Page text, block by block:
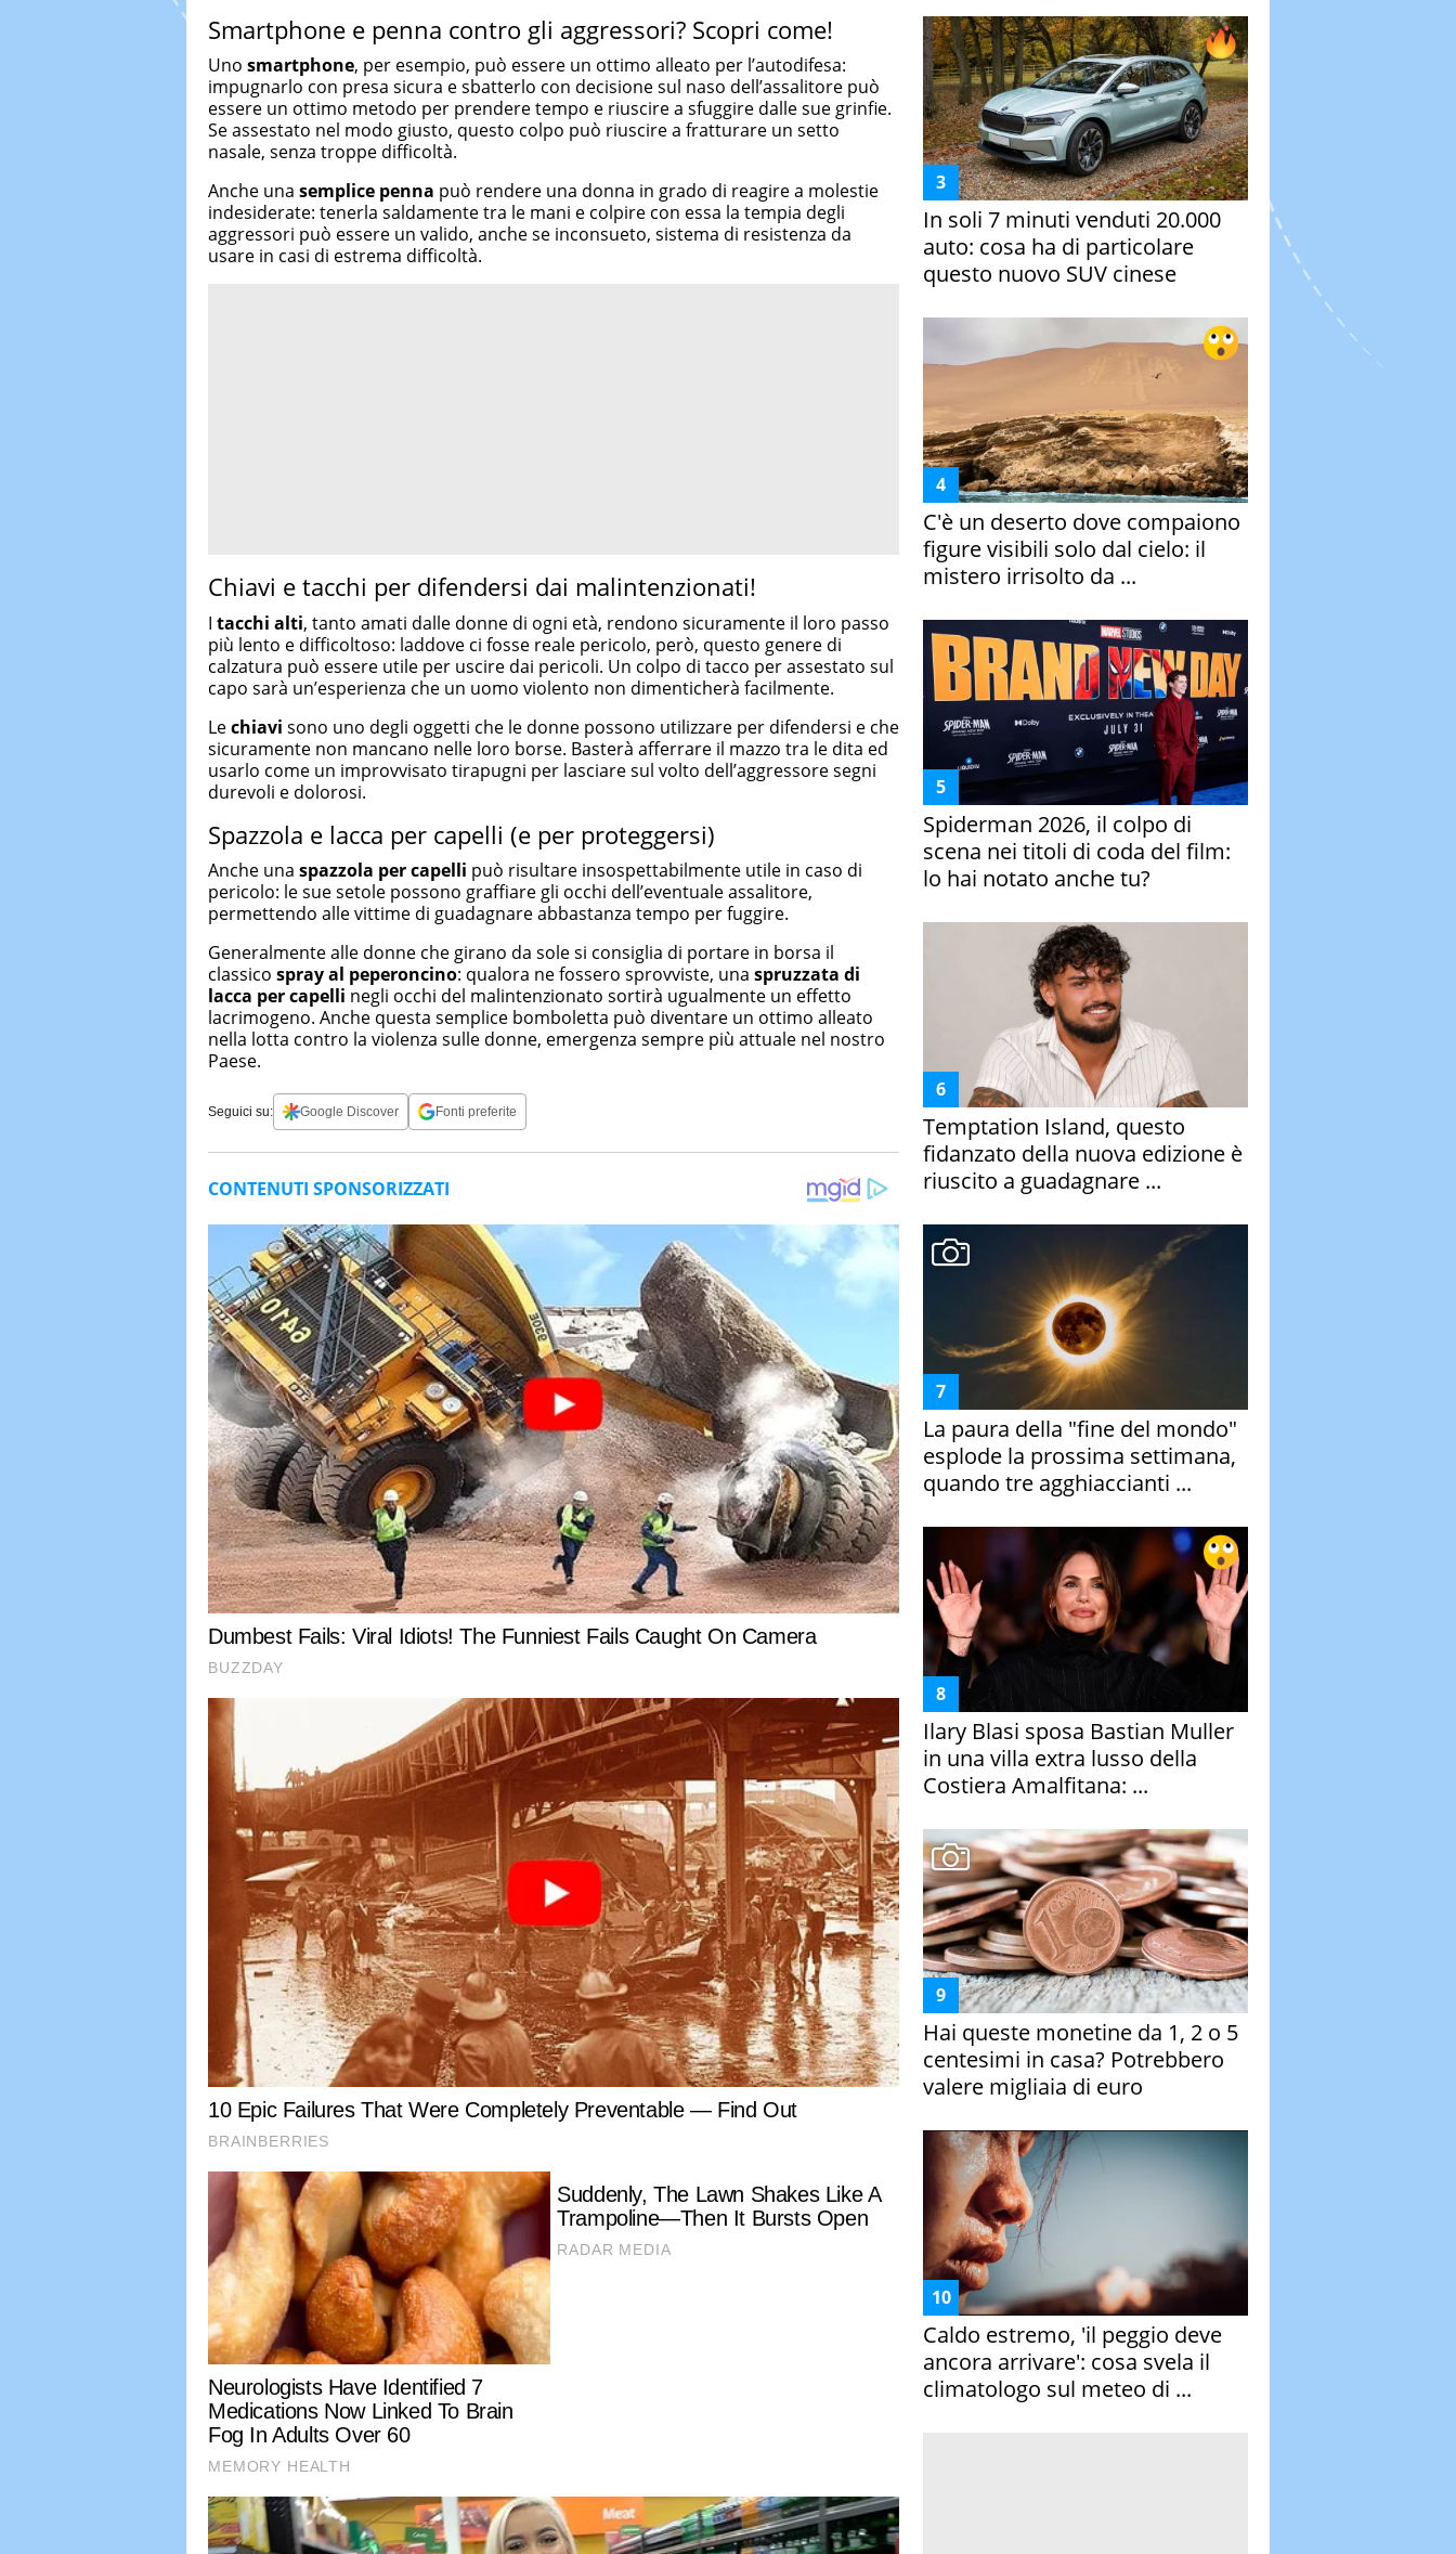
Smartphone e penna contro gli aggressori? Scopri come!
Uno smartphone, per esempio, può essere un ottimo alleato per l’autodifesa:
impugnarlo con presa sicura e sbatterlo con decisione sul naso dell’assalitore può
essere un ottimo metodo per prendere tempo e riuscire a sfuggire dalle sue grinfie.
Se assestato nel modo giusto, questo colpo può riuscire a fratturare un setto
nasale, senza troppe difficoltà.
Anche una semplice penna può rendere una donna in grado di reagire a molestie
indesiderate: tenerla saldamente tra le mani e colpire con essa la tempia degli
aggressori può essere un valido, anche se inconsueto, sistema di resistenza da
usare in casi di estrema difficoltà.
Chiavi e tacchi per difendersi dai malintenzionati!
I tacchi alti, tanto amati dalle donne di ogni età, rendono sicuramente il loro passo
più lento e difficoltoso: laddove ci fosse reale pericolo, però, questo genere di
calzatura può essere utile per uscire dai pericoli. Un colpo di tacco per assestato sul
capo sarà un’esperienza che un uomo violento non dimenticherà facilmente.
Lechiavi sono uno degli oggetti che le donne possono utilizzare per difendersi e che
sicuramente non mancano nelle loro borse. Basterà afferrare il mazzo tra le dita ed
usarlo come un improvvisato tirapugni per lasciare sul volto dell’aggressore segni
durevoli e dolorosi.
Spazzola e lacca per capelli (e per proteggersi)
Anche una spazzola per capelli può risultare insospettabilmente utile in caso di
pericolo: le sue setole possono graffiare gli occhi dell’eventuale assalitore,
permettendo alle vittime di guadagnare abbastanza tempo per fuggire.
Generalmente alle donne che girano da sole si consiglia di portare in borsa il
classico spray al peperoncino: qualora ne fossero sprovviste, una spruzzata di
lacca per capelli negli occhi del malintenzionato sortirà ugualmente un effetto
lacrimogeno. Anche questa semplice bomboletta può diventare un ottimo alleato
nella lotta contro la violenza sulle donne, emergenza sempre più attuale nel nostro
Paese.
Seguici su: Google Discover Fonti preferite
In soli 7 minuti venduti 20.000
auto: cosa ha di particolare
questo nuovo SUV cinese
C'è un deserto dove compaiono
figure visibili solo dal cielo: il
mistero irrisolto da ...
Spiderman 2026, il colpo di
scena nei titoli di coda del film:
lo hai notato anche tu?
Temptation Island, questo
fidanzato della nuova edizione è
riuscito a guadagnare ...
La paura della "fine del mondo"
esplode la prossima settimana,
quando tre agghiaccianti ...
Ilary Blasi sposa Bastian Muller
in una villa extra lusso della
Costiera Amalfitana: ...
Hai queste monetine da 1, 2 o 5
centesimi in casa? Potrebbero
valere migliaia di euro
Caldo estremo, 'il peggio deve
ancora arrivare': cosa svela il
climatologo sul meteo di ...